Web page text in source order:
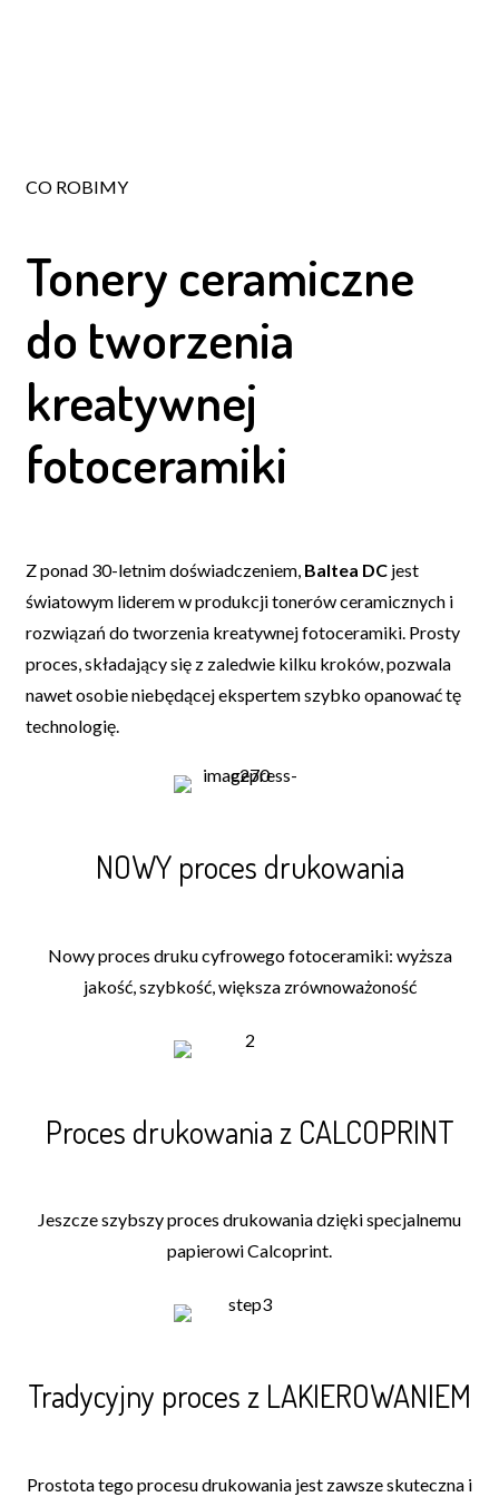
CO ROBIMY
Tonery ceramiczne
do tworzenia
kreatywnej
fotoceramiki
Z ponad 30-letnim doświadczeniem, Baltea DC jest
światowym liderem w produkcji tonerów ceramicznych i
rozwiązań do tworzenia kreatywnej fotoceramiki. Prosty
proces, składający się z zaledwie kilku kroków, pozwala
nawet osobie niebędącej ekspertem szybko opanować tę
technologię.
NOWY proces drukowania
Nowy proces druku cyfrowego fotoceramiki: wyższa
jakość, szybkość, większa zrównoważoność
Proces drukowania z CALCOPRINT
Jeszcze szybszy proces drukowania dzięki specjalnemu
papierowi Calcoprint.
Tradycyjny proces z LAKIEROWANIEM
Prostota tego procesu drukowania jest zawsze skuteczna i